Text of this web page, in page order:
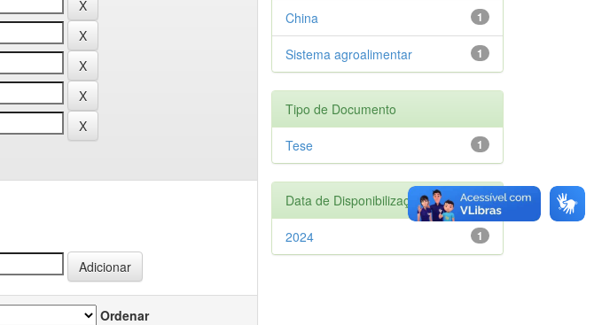
Ordenar
1
China
1
Sistema agroalimentar
Tipo de Documento
1
Tese
Data de Disponibilização
1
2024